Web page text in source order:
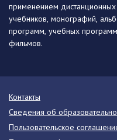
применением дистанционных
учебников, монографий,
программ, учебных
фильмов.
Контакты
Сведения об
Пользовательское